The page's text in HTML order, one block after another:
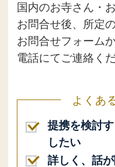
国内のお寺さん・
お問合せ後、所定
お問合せフォーム
電話にてご連絡くだ
よくあ
提携を検討
したい
詳しく、話